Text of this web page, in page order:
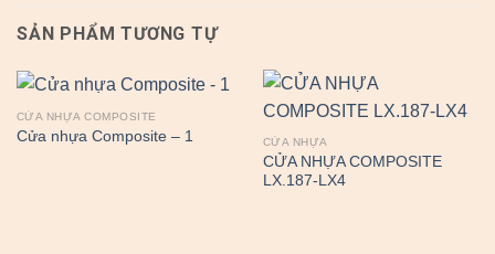
SẢN PHẨM TƯƠNG TỰ
CỬA NHỰA COMPOSITE
Cửa nhựa Composite – 1 CỬA NHỰA
CỬA NHỰA COMPOSITE
LX.187-LX4